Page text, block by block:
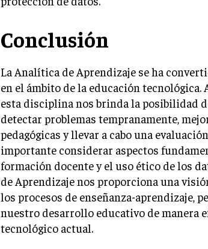
Conclusión
La Analítica de Aprendizaje se ha
en el ámbito de la educación tecnológica.
esta disciplina nos brinda la posibilidad
detectar problemas tempranamente,
pedagógicas y llevar a cabo una
importante considerar aspectos
formación docente y el uso ético de los
de Aprendizaje nos proporciona una
los procesos de enseñanza-aprendizaje,
nuestro desarrollo educativo de manera
tecnológico actual.